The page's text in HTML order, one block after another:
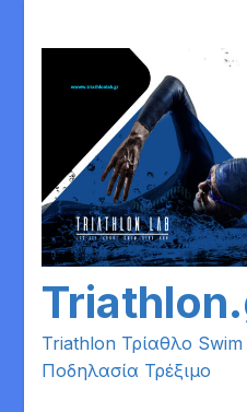
Triathlon Τρίαθλο
Ποδηλασία Τρέξιμο